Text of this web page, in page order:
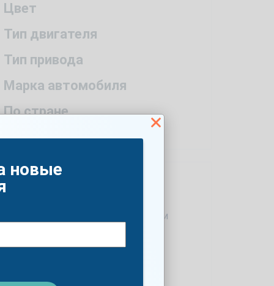
Цвет
Тип двигателя
Тип привода
Марка автомобиля
По стране
Проверенные авто в наличии
новые